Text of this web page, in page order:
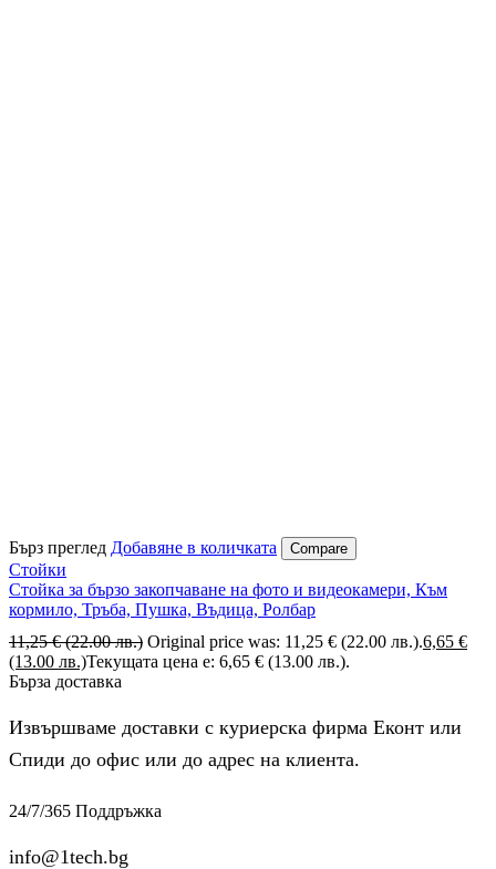
Бърз преглед Добавяне в количката Compare
Стойки
Стойка за бързо закопчаване на фото и видеокамери, Към
кормило, Тръба, Пушка, Въдица, Ролбар
11,25€ (22.00 лв.) Original price was: 11,25 € (22.00 лв.).6,65 €
(13.00 лв.)Текущата цена е: 6,65 € (13.00 лв.).
Бърза доставка
Извършваме доставки с куриерска фирма Еконт или
Спиди до офис или до адрес на клиента.
24/7/365 Поддръжка
info@1tech.bg